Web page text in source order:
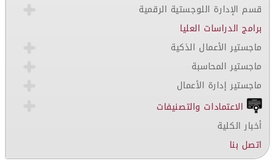
قسم الإدارة اللوجستية الرقمية
برامج الدراسات العليا
ماجستير الأعمال الذكية
ماجستير المحاسبة
ماجستير إدارة الأعمال
الاعتمادات والتصنيفات
أخبار الكلية
اتصل بنا